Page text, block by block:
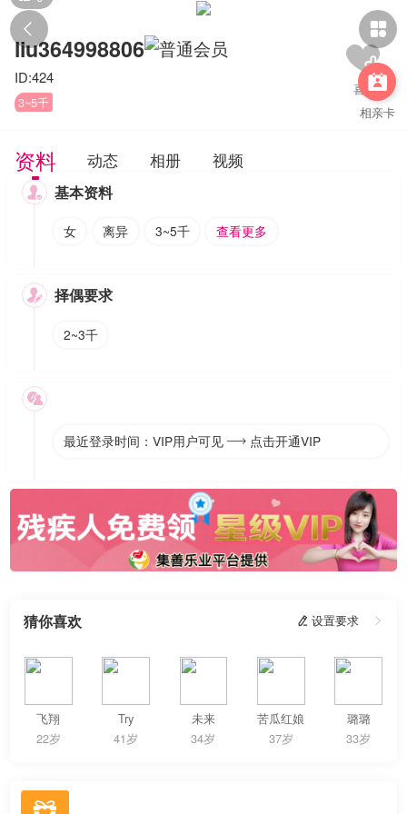
 

相亲卡
liu364998806
ID:424
3~5千
资料 动态 相册 视频
 基本资料
女 离异 3~5千 查看更多
 择偶要求
2~3千

最近登录时间：VIP用户可见  点击开通VIP
猜你喜欢  设置要求 
飞翔
22岁
Try
41岁
未来
34岁
苦瓜红娘
37岁
璐璐
33岁